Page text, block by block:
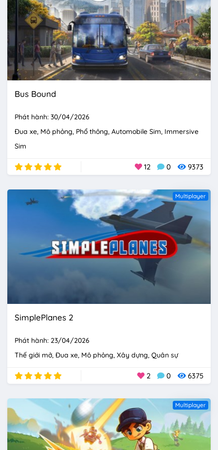
Bus Bound
Phát hành: 30/04/2026
Đua xe Mô phỏng Phổ thông Automobile Sim Immersive
Sim
12 0 9373
Multiplayer
SimplePlanes 2
Phát hành: 23/04/2026
Thế giới mở Đua xe Mô phỏng Xây dựng Quân sự
2 0 6375
Multiplayer